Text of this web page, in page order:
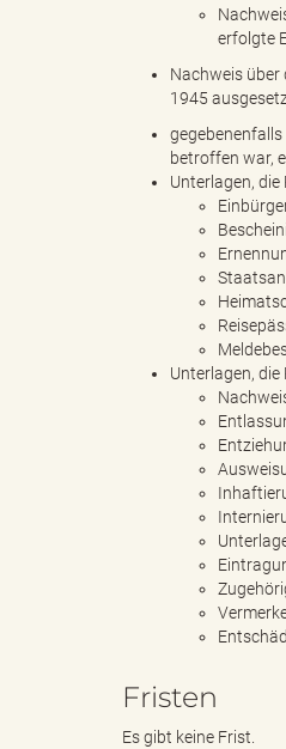
erfolgte
Nachweis über
1945
betroffen war,
Unterlagen,
Unterlagen,
Fristen
Es gibt keine Frist.